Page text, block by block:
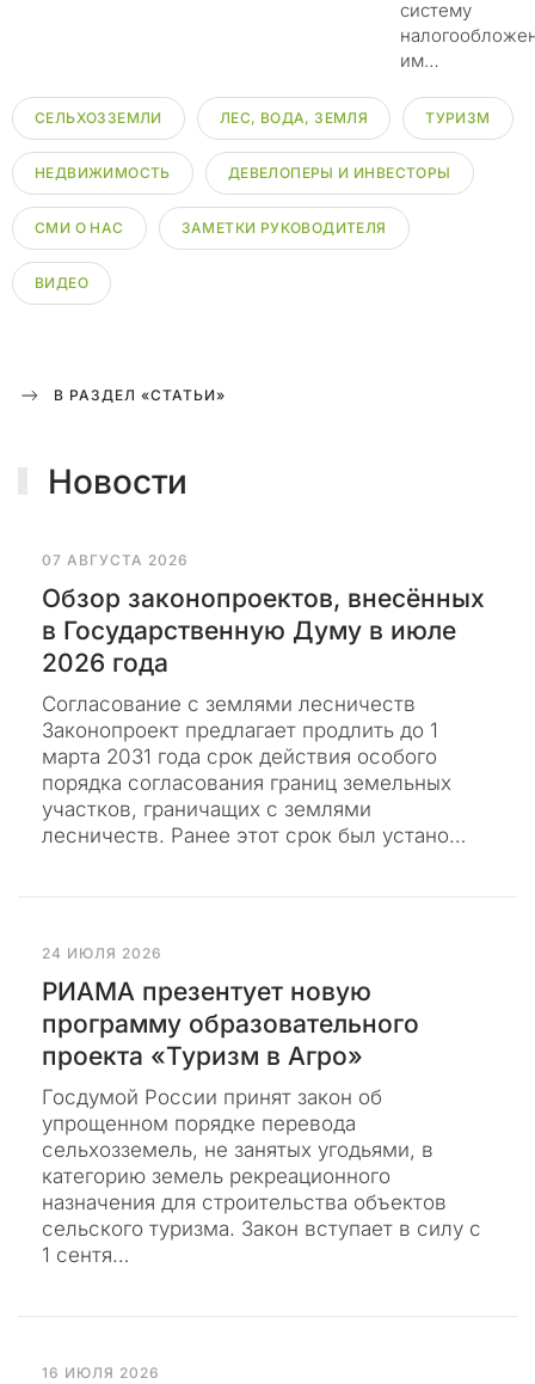
систему
им…
СЕЛЬХОЗЗЕМЛИ ЛЕС, ВОДА, ЗЕМЛЯ ТУРИЗМ
НЕДВИЖИМОСТЬ ДЕВЕЛОПЕРЫ И ИНВЕСТОРЫ
СМИ О НАС ЗАМЕТКИ РУКОВОДИТЕЛЯ
ВИДЕО
В РАЗДЕЛ «СТАТЬИ»
Новости
07 АВГУСТА 2026
Обзор законопроектов, внесённых
в Государственную Думу в июле
2026 года
Согласование с землями лесничеств
Законопроект предлагает продлить до 1
марта 2031 года срок действия особого
порядка согласования границ земельных
участков, граничащих с землями
лесничеств. Ранее этот срок был устано…
24 ИЮЛЯ 2026
РИАМА презентует новую
программу образовательного
проекта «Туризм в Агро»
Госдумой России принят закон об
упрощенном порядке перевода
сельхозземель, не занятых угодьями, в
категорию земель рекреационного
назначения для строительства объектов
сельского туризма. Закон вступает в силу с
1 сентя…
16 ИЮЛЯ 2026
ы
ш
л
е
н
н
и
к
т
я
л
щ
а
д
у
д
л
я
п
у
к
а
ц
и
и
и
с
к
р
е
д
и
у